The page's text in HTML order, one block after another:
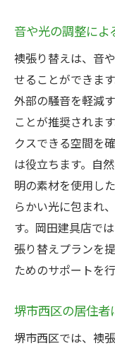
音や光の調整によ
襖張り替えは、音
せることができま
外部の騒音を軽減
ことが推奨されま
クスできる空間を
は役立ちます。自
明の素材を使用し
らかい光に包まれ
す。岡田建具店で
張り替えプランを
ためのサポートを
堺市西区の居住者
堺市西区では、襖